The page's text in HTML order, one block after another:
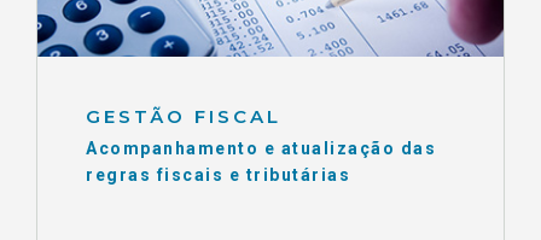
GESTÃO FISCAL
Acompanhamento e atualização das
regras fiscais e tributárias